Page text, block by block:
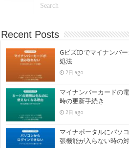
Recent Posts
GビズIDでマイナンバ
処法
2日 ago
マイナンバーカードの
時の更新手続き
2日 ago
マイナポータルにパソ
張機能が入らない時の